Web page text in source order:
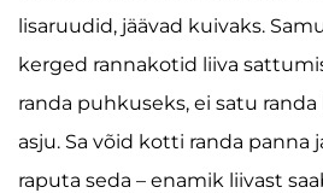
lisaruudid, jäävad kuivaks.
kerged rannakotid liiva
randa puhkuseks, ei satu
asju. Sa võid kotti randa panna
raputa seda – enamik liivast